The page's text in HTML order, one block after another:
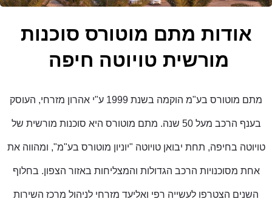
אודות מתם מוטורס סוכנות
מורשית טויוטה חיפה
מתם מוטורס בע"מ הוקמה בשנת 1999 ע"י אהרון מזרחי, העוסק
בענף הרכב מעל 50 שנה. מתם מוטורס היא סוכנות מורשית של
טויוטה בחיפה, תחת יבואן טויוטה "יוניון מוטורס בע"מ", ומהווה את
אחת מסוכנויות הרכב הגדולות והמצליחות באזור הצפון. בחלוף
השנים הצטרפו לעשייה רפי ואליעד מזרחי לניהול מרכז השירות